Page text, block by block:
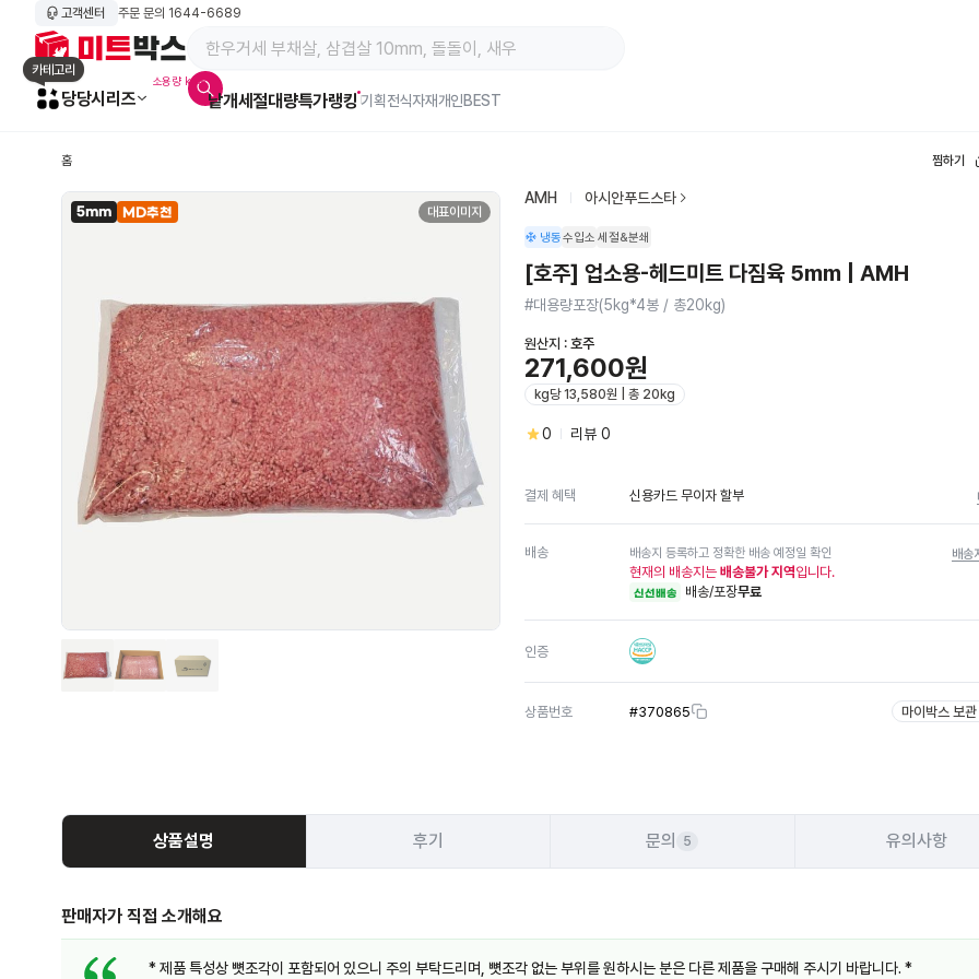
고객센터 주문 문의 1644-6689
메인 페이지 바로가기
카테고리
당당시리즈
소용량 kg육
낱개세절대량특가랭킹알람아이콘
기획전식자재개인BEST
홈 찜하기
5mm MD추천 대표이미지
AMH 아시안푸드스타
냉동수입소 세절&분쇄
[호주] 업소용-헤드미트 다짐육 5mm | AMH
#대용량포장(5kg*4봉 / 총20kg)
원산지 : 호주
271,600원
kg당 13,580원 | 총 20kg
0 리뷰 0
결제 혜택 신용카드 무이자 할부
배송 배송지 등록하고 정확한 배송 예정일 확인 배송
현재의 배송지는 배송불가 지역입니다.
신선배송 배송/포장무료
인증
상품번호 #370865 마이박스 보
상품설명 후기 문의 5 유의사항
판매자가 직접 소개해요
* 제품 특성상 뼛조각이 포함되어 있으니 주의 부탁드리며, 뼛조각 없는 부위를 원하시는 분은 다른 제품을 구매해 주시기 바랍니다. *